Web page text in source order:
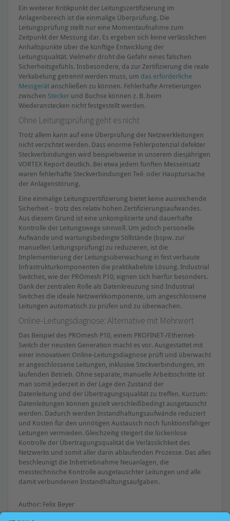
Ein weiterer Kritikpunkt der Leitungszertifizierung im
Anlagenbereich ist die einmalige Überprüfung. Die
Leitungsprüfung stellt nur eine Momentaufnahme zum
Zeitpunkt der Messung dar. Es ergeben sich keine verlässlichen
Anhaltspunkte über die künftige Entwicklung der
Leitungsqualität. Vielmehr droht die Gefahr eines falschen
Sicherheitsgefühls. Insbesondere, da zur Zertifizierung die reale
Verkabelung getrennt werden muss, um das erforderliche
Messgerät anschließen zu können. Fehlerhafte Arretierungen
zwischen Stecker und Buchse können z. B. beim
Wiederanstecken nicht festgestellt werden.
Ohne Leitungsprüfung geht es nicht
Trotz allem kann auf eine Überprüfung der Netzwerkleitungen
nicht verzichtet werden. Dass enorme Fehlerpotenzial defekter
Steckverbindungen wird beispielsweise in unserem diesjährigen
VORTEX Report deutlich. Bei etwa jedem fünften Messeinsatz
waren fehlerhafte Steckverbindungen Teil- oder Hauptursache
der Anlagenstörung.
Eine einmalige Leitungszertifizierung bietet keine ausreichende
Sicherheit – trotz des relativ hohen Zertifizierungsaufwandes.
Aus diesem Grund ist eine unkomplizierte und dauerhafte
Kontrolle der Leitungswege sinnvoll. Um jedoch personelle
Aufwände und wartungsbedingte Stillstände (bspw. zur
manuellen Leitungsprüfung) zu reduzieren, ist die
Implementierung der Leitungsüberwachung in fest verbaute
Infrastrukturkomponenten die praktikabelste Lösung. Industrial
Switches, wie der PROmesh P10, eignen sich hierfür besonders.
Dank der zentralen Rolle als Datenkreuzung sind Industrial
Switches die ideale Netzwerkkomponente, um angeschlossene
Leitungen automatisch zu prüfen und zu überwachen.
Online-Leitungsdiagnose: Alternative mit Mehrwert
Das Beispiel des PROmesh P10, einem PROFINET-/Ethernet-
Switch der neusten Generation macht es vor. Ausgestattet mit
einer innovativen Online-Leitungsdiagnose prüft und überwacht
er angeschlossene Leitungen, inklusive Steckverbindungen, im
laufenden Betrieb. Ohne separate, manuelle Arbeitsschritte ist
man somit jederzeit in der Lage den Zustand der
Datenleitung und der Übertragungsqualität zu treffen. Kurzum:
Datenleitungen können gezielt verschleißbedingt ausgetauscht
werden. Dadurch werden Instandhaltungsaufwände reduziert
und Kosten für den unnötigen Austausch noch funktionsfähiger
Leitungen vermieden. Gleichzeitig steigert die lückenlose
Kontrolle der Übertragungsqualität die Verlässlichkeit des
Netzwerks und somit aller darin ablaufenden Prozesse. Das alles
beschleunigt die Inbetriebnahme Neuanlagen, die
messtechnische Kontrolle ausgetauschter Leitungen und alle
damit verbundenen Instandhaltungsaufgaben.
Author: Felix Beyer